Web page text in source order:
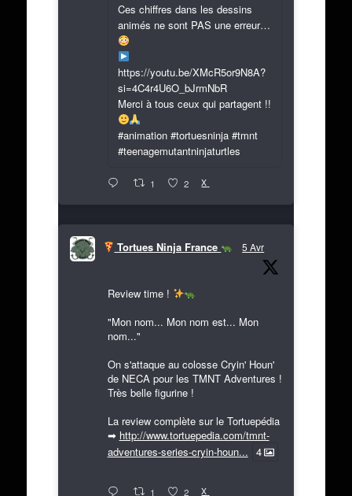
Ces chiffres dans les dessins
animés ne sont PAS une erreur…
https://youtu.be/XMcR5or9N8A?
si=4C4r4U6O_bJrmNbR
Merci à tous ceux qui partagent !!
#animation #tortuesninja #tmnt
#teenagemutantninjaturtles
1 2 X
Tortues Ninja France 5 Avr
Review time !
"Mon nom... Mon nom est... Mon
nom..."
On s'attaque au colosse Cryin' Houn'
de NECA pour les TMNT Adventures !
Très belle figurine !
La review complète sur le Tortuepédia
➡ http://www.tortuepedia.com/tmnt-
adventures-series-cryin-houn... 4
1 2 X